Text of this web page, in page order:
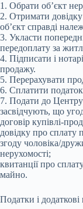
1. Обрати об’єкт
2. Отримати
об’єкт справді
3. Укласти
передоплату за
4. Підписати і
продажу.
5. Перерахувати
6. Сплатити
7. Подати до Центру
засвідчують, що
договір купівлі-
довідку про сплату
згоду чоловіка/
нерухомості;
квитанції про
майно.
Податки і